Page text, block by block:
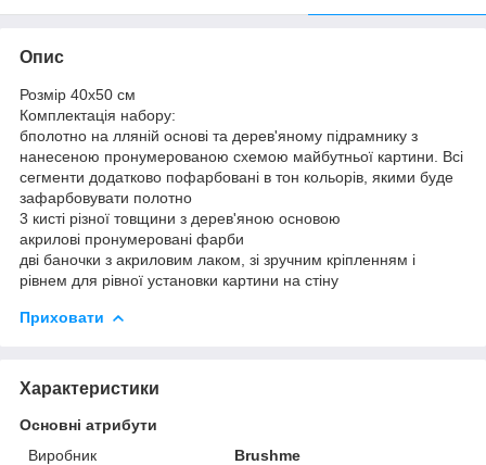
Опис
Розмір 40x50 см
Комплектація набору:
бполотно на лляній основі та дерев'яному підрамнику з
нанесеною пронумерованою схемою майбутньої картини. Всі
сегменти додатково пофарбовані в тон кольорів, якими буде
зафарбовувати полотно
3 кисті різної товщини з дерев'яною основою
акрилові пронумеровані фарби
дві баночки з акриловим лаком, зі зручним кріпленням і
рівнем для рівної установки картини на стіну
Приховати
Характеристики
Основні атрибути
Виробник
Brushme